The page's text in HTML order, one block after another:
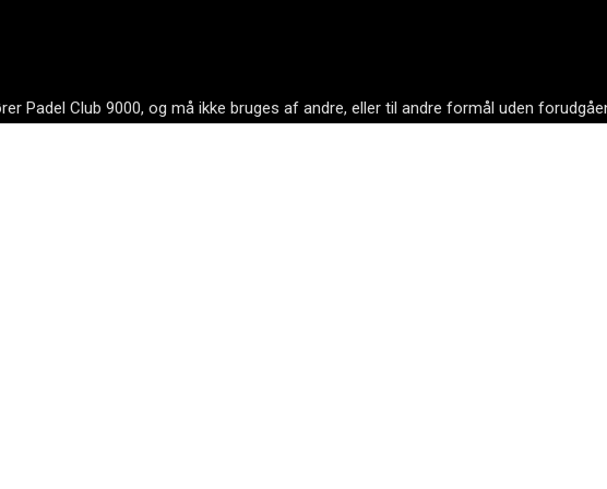
Padel Club 9000, og må ikke bruges af andre, eller til andre formål uden